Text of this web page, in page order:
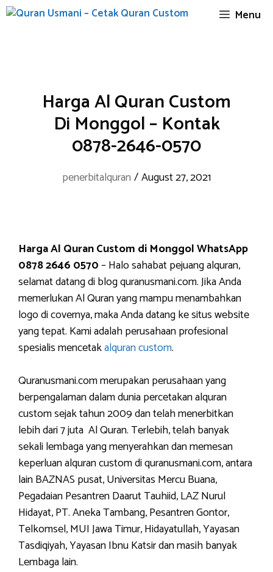
Skip
Menu
Harga Al Quran Custom
Di Monggol – Kontak
0878-2646-0570
penerbitalquran /August 27, 2021
Harga Al Quran Custom di Monggol WhatsApp
0878 2646 0570– Halo sahabat pejuang alquran,
selamat datang di blog quranusmani.com. Jika Anda
memerlukan Al Quran yang mampu menambahkan
logo di covernya, maka Anda datang ke situs website
yang tepat. Kami adalah perusahaan profesional
spesialis mencetakalquran custom.
Quranusmani.com merupakan perusahaan yang
berpengalaman dalam dunia percetakan alquran
custom sejak tahun 2009 dan telah menerbitkan
lebih dari 7 juta Al Quran. Terlebih, telah banyak
sekali lembaga yang menyerahkan dan memesan
keperluan alquran custom di quranusmani.com, antara
lain BAZNAS pusat, Universitas Mercu Buana,
Pegadaian Pesantren Daarut Tauhiid, LAZ Nurul
Hidayat, PT. Aneka Tambang, Pesantren Gontor,
Telkomsel, MUI Jawa Timur, Hidayatullah, Yayasan
Tasdiqiyah, Yayasan Ibnu Katsir dan masih banyak
Lembaga lain.